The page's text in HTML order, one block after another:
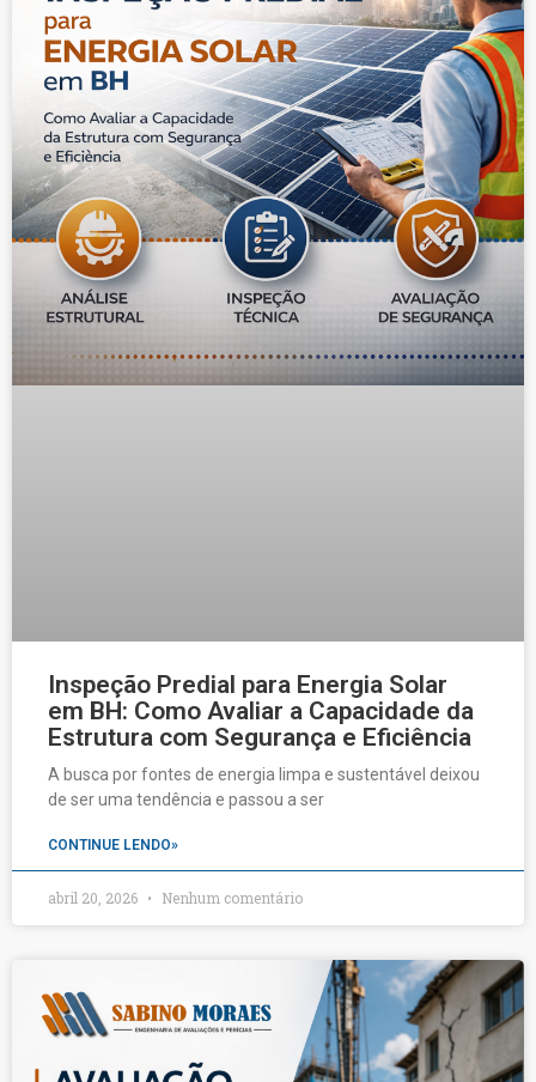
Inspeção Predial para Energia Solar
em BH: Como Avaliar a Capacidade da
Estrutura com Segurança e Eficiência
A busca por fontes de energia limpa e sustentável deixou
de ser uma tendência e passou a ser
CONTINUE LENDO»
abril 20, 2026 Nenhum comentário